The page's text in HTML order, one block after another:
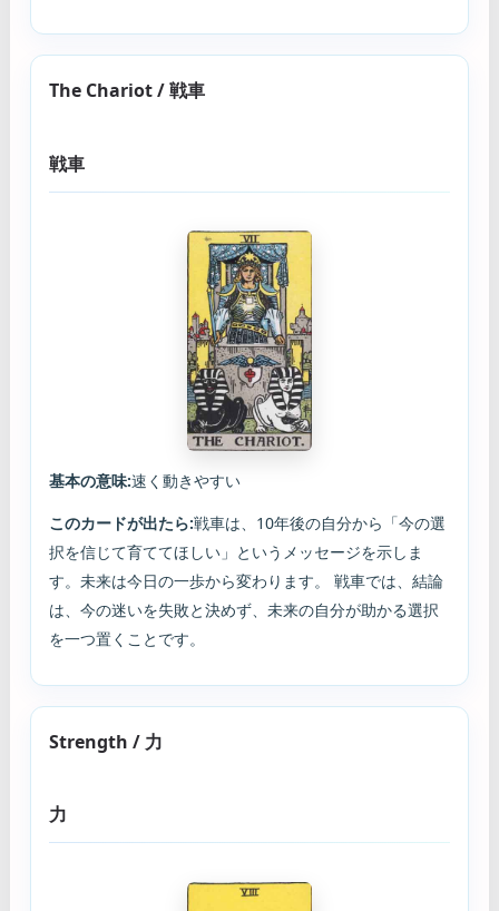
The Chariot / 戦車
戦車
基本の意味:速く動きやすい
このカードが出たら:戦車は、10年後の自分から「今の選
択を信じて育ててほしい」というメッセージを示しま
す。未来は今日の一歩から変わります。 戦車では、結論
は、今の迷いを失敗と決めず、未来の自分が助かる選択
を一つ置くことです。
Strength / 力
力